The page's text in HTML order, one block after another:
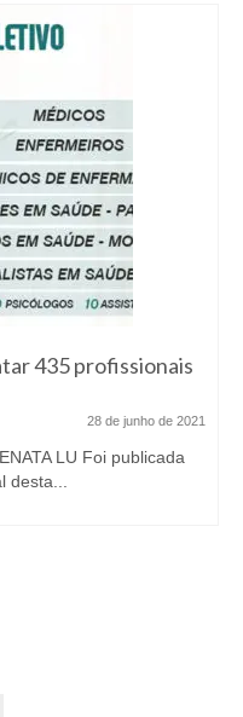
435 profissionais
28 de junho de 2021
LU Foi publicada